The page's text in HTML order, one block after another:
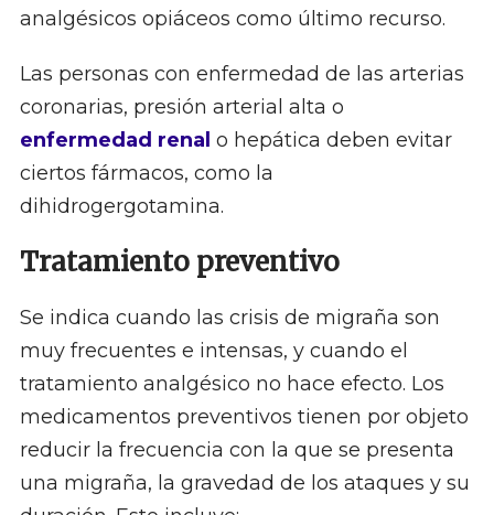
analgésicos opiáceos como último recurso.
Las personas con enfermedad de las arterias
coronarias, presión arterial alta o
enfermedad renal o hepática deben evitar
ciertos fármacos, como la
dihidrogergotamina.
Tratamiento preventivo
Se indica cuando las crisis de migraña son
muy frecuentes e intensas, y cuando el
tratamiento analgésico no hace efecto. Los
medicamentos preventivos tienen por objeto
reducir la frecuencia con la que se presenta
una migraña, la gravedad de los ataques y su